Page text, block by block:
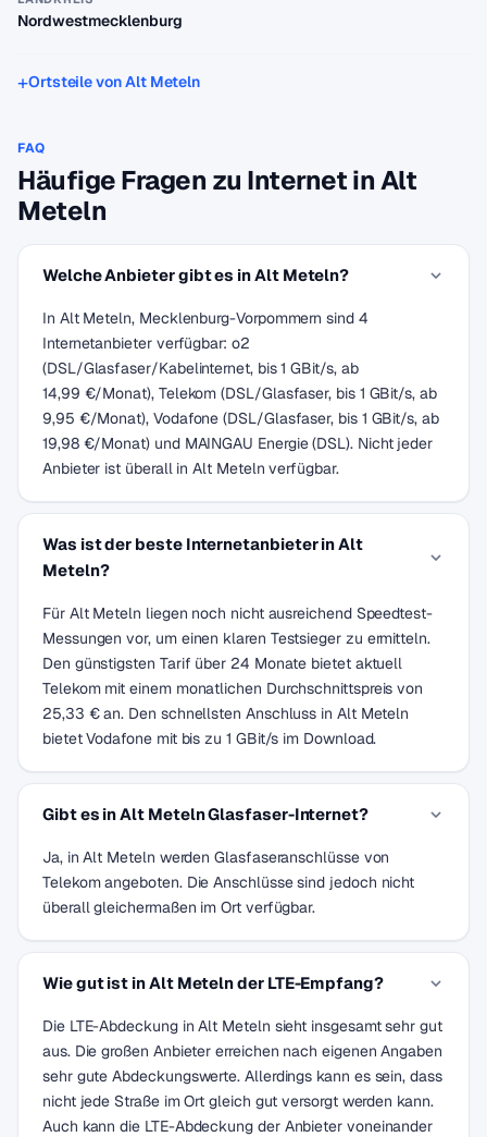
Nordwestmecklenburg
Ortsteile von Alt Meteln
FAQ
Häufige Fragen zu Internet in Alt
Meteln
Welche Anbieter gibt es in Alt Meteln?
In Alt Meteln, Mecklenburg-Vorpommern sind 4
Internetanbieter verfügbar: o2
(DSL/Glasfaser/Kabelinternet, bis 1 GBit/s, ab
14,99 €/Monat), Telekom (DSL/Glasfaser, bis 1 GBit/s, ab
9,95 €/Monat), Vodafone (DSL/Glasfaser, bis 1 GBit/s, ab
19,98 €/Monat) und MAINGAU Energie (DSL). Nicht jeder
Anbieter ist überall in Alt Meteln verfügbar.
Was ist der beste Internetanbieter in Alt
Meteln?
Für Alt Meteln liegen noch nicht ausreichend Speedtest-
Messungen vor, um einen klaren Testsieger zu ermitteln.
Den günstigsten Tarif über 24 Monate bietet aktuell
Telekom mit einem monatlichen Durchschnittspreis von
25,33 € an. Den schnellsten Anschluss in Alt Meteln
bietet Vodafone mit bis zu 1 GBit/s im Download.
Gibt es in Alt Meteln Glasfaser-Internet?
Ja, in Alt Meteln werden Glasfaseranschlüsse von
Telekom angeboten. Die Anschlüsse sind jedoch nicht
überall gleichermaßen im Ort verfügbar.
Wie gut ist in Alt Meteln der LTE-Empfang?
Die LTE-Abdeckung in Alt Meteln sieht insgesamt sehr gut
aus. Die großen Anbieter erreichen nach eigenen Angaben
sehr gute Abdeckungswerte. Allerdings kann es sein, dass
nicht jede Straße im Ort gleich gut versorgt werden kann.
Auch kann die LTE-Abdeckung der Anbieter voneinander